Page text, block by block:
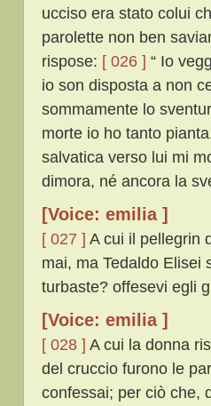
ucciso era stato colui
parolette non ben
rispose: [ 026 ] “ Io
io son disposta a non
sommamente lo
morte io ho tanto
salvatica verso lui mi
dimora, né ancora la
[Voice: emilia ]
[ 027 ] A cui il pellegrin
mai, ma Tedaldo Elisei
turbaste? offesevi egli
[Voice: emilia ]
[ 028 ] A cui la donna
del cruccio furono le
confessai; per ciò che,